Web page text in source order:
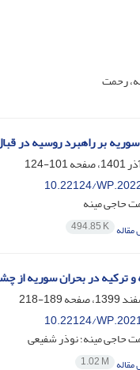
رحمت
بر راهبرد روسیه در
101-124
10.22124/
حاجی مینه
494.85 K
و ترکیه در بحران سوریه از
189-218
10.22124/
حاجی مینه؛ نوذر شفیعی
1.02 M